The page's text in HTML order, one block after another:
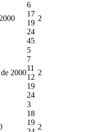
6
17
19
24
45
2
2000
5
7
11
12
19
24
2
3
18
19
2